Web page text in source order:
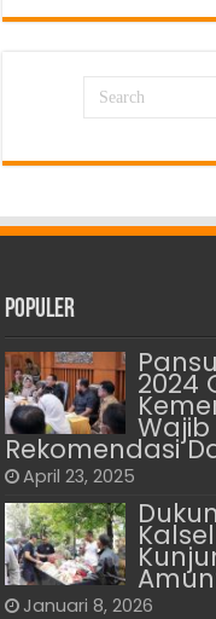
Populer
2024
Rekomendasi
April 23, 2025
Januari 8, 2026